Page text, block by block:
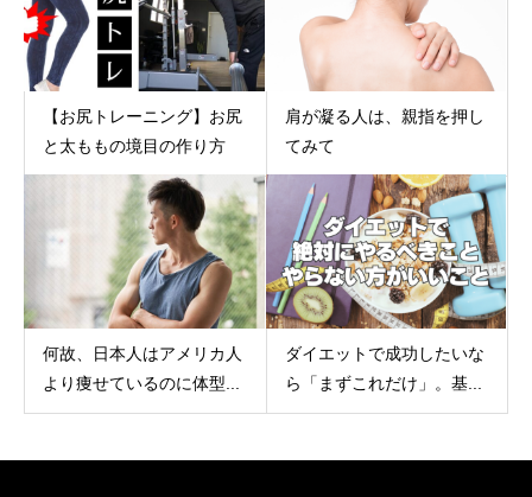
【お尻トレーニング】お尻
と太ももの境目の作り方
肩が凝る人は、親指を押し
てみて
何故、日本人はアメリカ人
より痩せているのに体型...
ダイエットで成功したいな
ら「まずこれだけ」。基...